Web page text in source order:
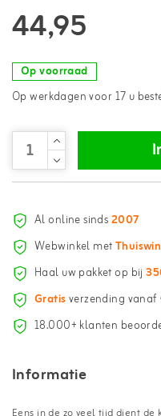
44,95
Op voorraad
Op werkdagen voor 17 u
Al online sinds2007
Webwinkel met
Haal uw pakket op bij
Gratisverzending
18.000+ klanten
Informatie